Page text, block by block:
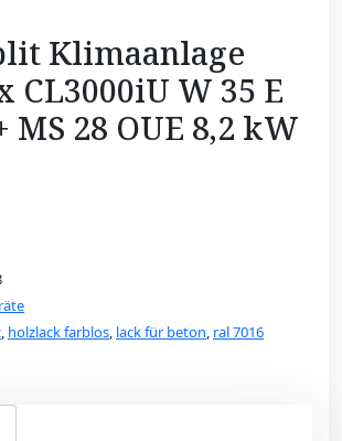
Klimaanlage
CL3000iU W 35 E
MS 28 OUE 8,2 kW
, holzlack farblos, lack für beton, ral 7016